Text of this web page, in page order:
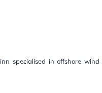
specialised in offshore wind